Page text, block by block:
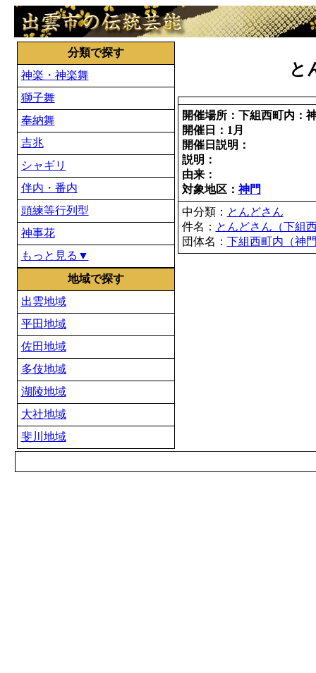
分類で探す
神楽・神楽舞
獅子舞
奉納舞
吉兆
シャギリ
伴内・番内
頭練等行列型
神事花
もっと見る▼
地域で探す
出雲地域
平田地域
佐田地域
多伎地域
湖陵地域
大社地域
斐川地域
と
開催場所：下組西町内：
開催日：1月
開催日説明：
説明：
由来：
対象地区：神門
中分類： とんどさん
件名： とんどさん（下組
団体名： 下組西町内（神